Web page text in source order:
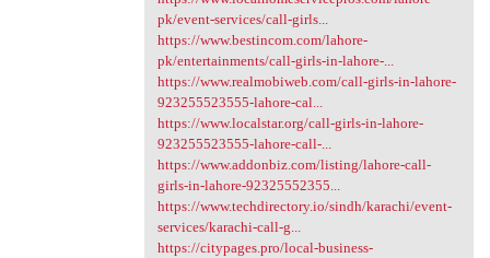
pk/event-services/call-girls...
https://www.bestincom.com/lahore-
pk/entertainments/call-girls-in-lahore-...
https://www.realmobiweb.com/call-girls-in-lahore-
923255523555-lahore-cal...
https://www.localstar.org/call-girls-in-lahore-
923255523555-lahore-call-...
https://www.addonbiz.com/listing/lahore-call-
girls-in-lahore-92325552355...
https://www.techdirectory.io/sindh/karachi/event-
services/karachi-call-g...
https://citypages.pro/local-business-